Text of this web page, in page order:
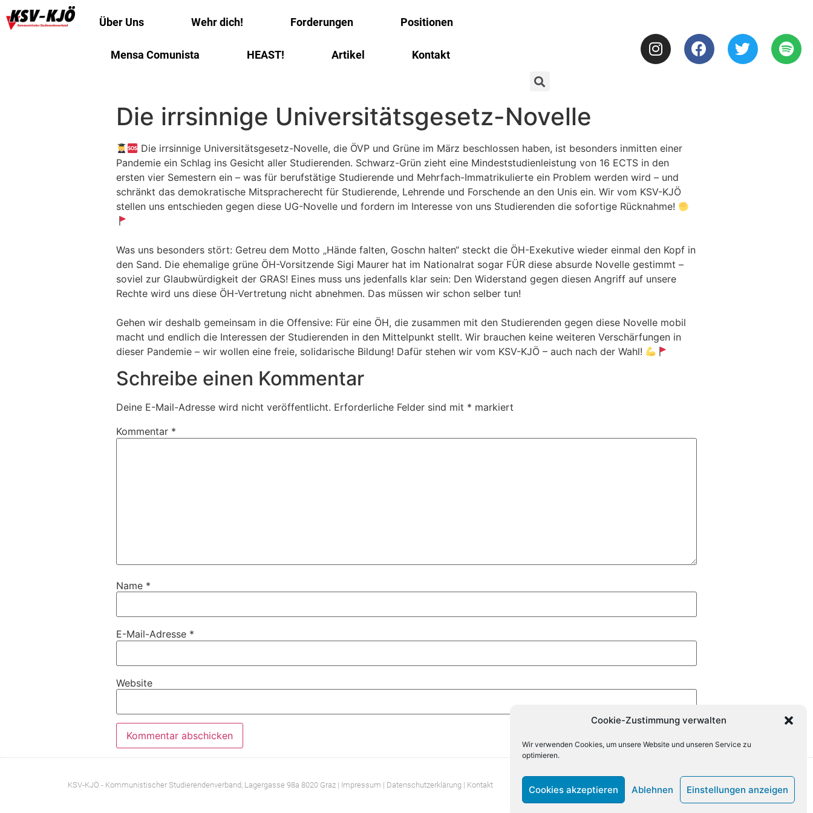
Cookie-Zustimmung verwalten
Wir verwenden Cookies, um unsere Website und unseren Service zu
optimieren.
Cookies akzeptieren Ablehnen Einstellungen anzeigen
Über Uns Wehr dich! Forderungen Positionen
Mensa Comunista HEAST! Artikel Kontakt
Die irrsinnige Universitätsgesetz-Novelle
Die irrsinnige Universitätsgesetz-Novelle, die ÖVP und Grüne im März beschlossen haben, ist besonders inmitten einer
Pandemie ein Schlag ins Gesicht aller Studierenden. Schwarz-Grün zieht eine Mindeststudienleistung von 16 ECTS in den
ersten vier Semestern ein – was für berufstätige Studierende und Mehrfach-Immatrikulierte ein Problem werden wird – und
schränkt das demokratische Mitspracherecht für Studierende, Lehrende und Forschende an den Unis ein. Wir vom KSV-KJÖ
stellen uns entschieden gegen diese UG-Novelle und fordern im Interesse von uns Studierenden die sofortige Rücknahme!
Was uns besonders stört: Getreu dem Motto „Hände falten, Goschn halten“ steckt die ÖH-Exekutive wieder einmal den Kopf in
den Sand. Die ehemalige grüne ÖH-Vorsitzende Sigi Maurer hat im Nationalrat sogar FÜR diese absurde Novelle gestimmt –
soviel zur Glaubwürdigkeit der GRAS! Eines muss uns jedenfalls klar sein: Den Widerstand gegen diesen Angriff auf unsere
Rechte wird uns diese ÖH-Vertretung nicht abnehmen. Das müssen wir schon selber tun!
Gehen wir deshalb gemeinsam in die Offensive: Für eine ÖH, die zusammen mit den Studierenden gegen diese Novelle mobil
macht und endlich die Interessen der Studierenden in den Mittelpunkt stellt. Wir brauchen keine weiteren Verschärfungen in
dieser Pandemie – wir wollen eine freie, solidarische Bildung! Dafür stehen wir vom KSV-KJÖ – auch nach der Wahl!
Schreibe einen Kommentar
Deine E-Mail-Adresse wird nicht veröffentlicht. Erforderliche Felder sind mit * markiert
Kommentar *
Name *
E-Mail-Adresse *
Website
KSV-KJÖ - Kommunistischer Studierendenverband, Lagergasse 98a 8020 Graz | Impressum | Datenschutzerklärung | Kontakt